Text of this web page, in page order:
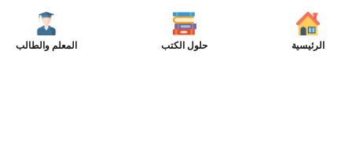
الرئيسية حلول الكتب المعلم والطالب